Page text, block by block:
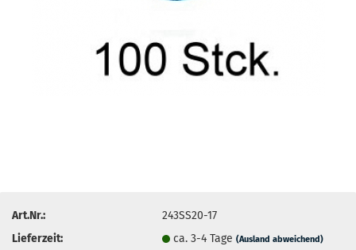
Art.Nr.:
243SS20-17
Lieferzeit:
ca. 3-4 Tage(Ausland abweichend)